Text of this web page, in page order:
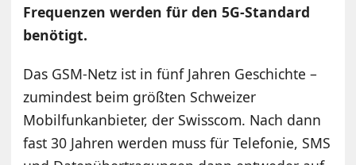
Frequenzen werden für den 5G-Standard
benötigt.
Das GSM-Netz ist in fünf Jahren Geschichte –
zumindest beim größten Schweizer
Mobilfunkanbieter, der Swisscom. Nach dann
fast 30 Jahren werden muss für Telefonie, SMS